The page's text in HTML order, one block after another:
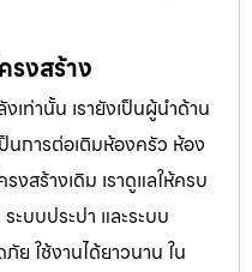
รงสร้าง
เท่านั้น เรายังเป็นผู้นำด้าน
ป็นการต่อเติมห้องครัว ห้อง
งสร้างเดิม เราดูแลให้ครบ
ะบบประปา และระบบ
ย ใช้งานได้ยาวนาน ใน